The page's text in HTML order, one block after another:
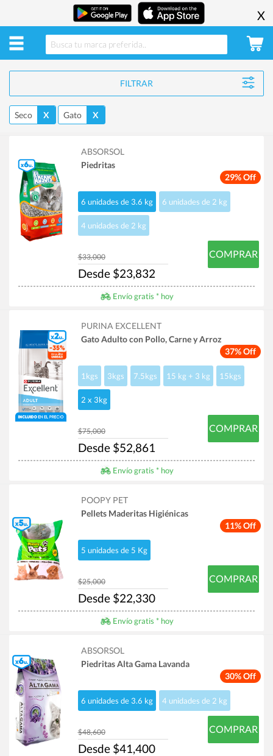
X
FILTRAR
Seco X Gato X
29% Off
ABSORSOL
Piedritas
6 unidades de 3.6 kg 6 unidades de 2 kg
4 unidades de 2 kg
$33,000
Desde $23,832
COMPRAR
Envío gratis * hoy
37% Off
PURINA EXCELLENT
Gato Adulto con Pollo, Carne y Arroz
1kgs 3kgs 7.5kgs 15 kg + 3 kg 15kgs
2 x 3kg
$75,000
Desde $52,861
COMPRAR
Envío gratis * hoy
11% Off
POOPY PET
Pellets Maderitas Higiénicas
5 unidades de 5 Kg
$25,000
Desde $22,330
COMPRAR
Envío gratis * hoy
30% Off
ABSORSOL
Piedritas Alta Gama Lavanda
6 unidades de 3.6 kg 4 unidades de 2 kg
$48,600
Desde $41,400
COMPRAR